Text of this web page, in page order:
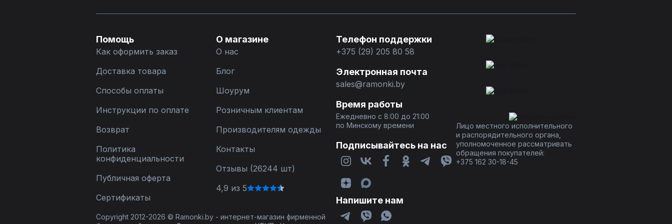
Помощь
Как оформить заказ
Доставка товара
Способы оплаты
Инструкции по оплате
Возврат
Политика
конфиденциальности
Публичная оферта
Сертификаты
О магазине
О нас
Блог
Шоурум
Розничным клиентам
Производителям одежды
Контакты
Отзывы (26244 шт)
4,9 из 5
Телефон поддержки
+375 (29) 205 80 58
Электронная почта
sales@ramonki.by
Время работы
Ежедневно с 8:00 до 21:00
по Минскому времени
Подписывайтесь на нас
Напишите нам
Лицо местного исполнительного
и распорядительного органа,
уполномоченное рассматривать
обращения покупателей:
+375 162 30-18-45
Copyright 2012-2026 © Ramonki.by - интернет-магазин фирменной